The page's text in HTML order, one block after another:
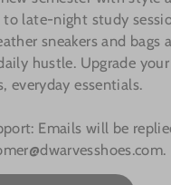
to late-night study
sneakers and bags
hustle. Upgrade
everyday essentials.
Emails will be